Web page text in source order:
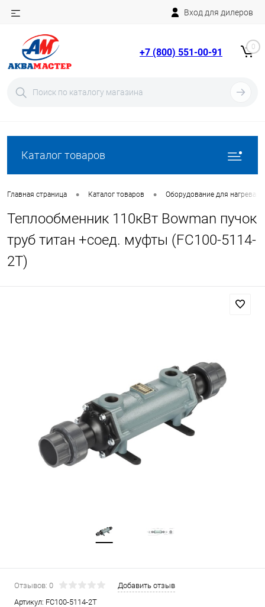
Вход для дилеров
+7 (800) 551-00-91 0
Каталог товаров
Главная страница • Каталог товаров • Оборудование для нагрева
Теплообменник 110кВт Bowman пучок
труб титан +соед. муфты (FC100-5114-
2T)
Отзывов: 0
Добавить отзыв
Артикул: FC100-5114-2T